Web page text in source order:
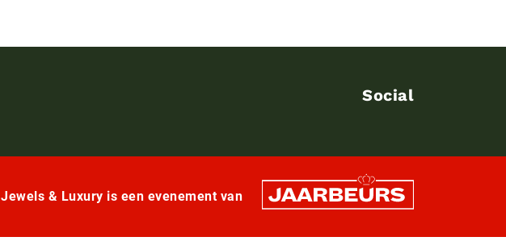
Social
Jewels & Luxury is een evenement van